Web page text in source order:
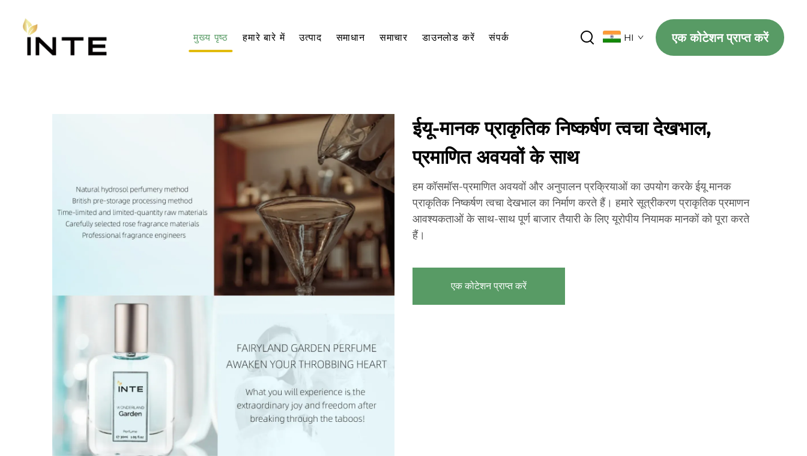
मुख्य पृष्ठ हमारे बारे में उत्पाद समाधान समाचार डाउनलोड करें संपर्क HI एक कोटेशन प्राप्त करें
ईयू-मानक प्राकृतिक निष्कर्षण त्वचा देखभाल,
प्रमाणित अवयवों के साथ
हम कॉसमॉस-प्रमाणित अवयवों और अनुपालन प्रक्रियाओं का उपयोग करके ईयू मानक
प्राकृतिक निष्कर्षण त्वचा देखभाल का निर्माण करते हैं। हमारे सूत्रीकरण प्राकृतिक प्रमाणन
आवश्यकताओं के साथ-साथ पूर्ण बाजार तैयारी के लिए यूरोपीय नियामक मानकों को पूरा करते
हैं।
एक कोटेशन प्राप्त करें